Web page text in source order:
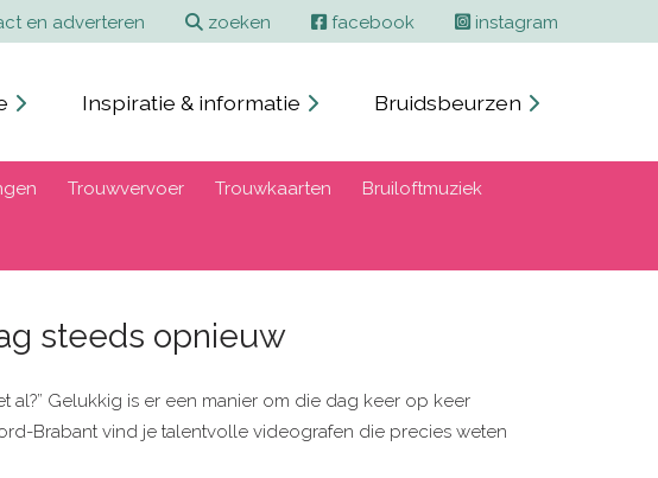
en adverteren zoeken facebook instagram
Inspiratie & informatie Bruidsbeurzen
Trouwvervoer Trouwkaarten Bruiloftmuziek
steeds opnieuw
al?” Gelukkig is er een manier om die dag keer op keer
Brabant vind je talentvolle videografen die precies weten